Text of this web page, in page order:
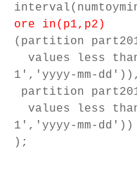
ore in(p1,p2)
(partition
values less
1','yyyy-mm-dd')),
partition
values less
1','yyyy-mm-dd'))
);